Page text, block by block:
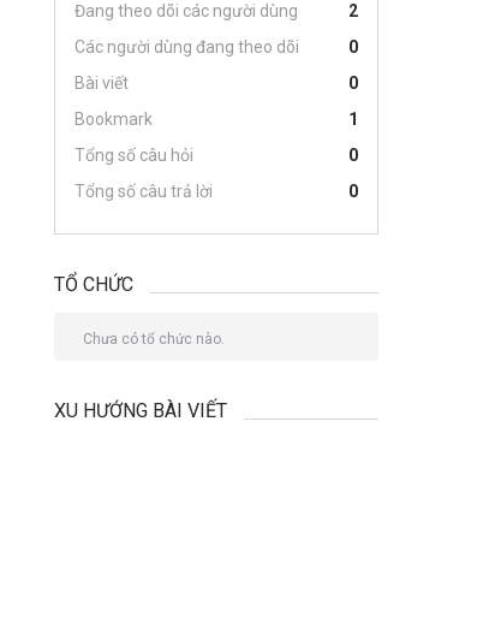
Đang theo dõi các người dùng
2
Các người dùng đang theo dõi
0
Bài viết
0
Bookmark
1
Tổng số câu hỏi
0
Tổng số câu trả lời
0
TỔ CHỨC
Chưa có tổ chức nào.
XU HƯỚNG BÀI VIẾT